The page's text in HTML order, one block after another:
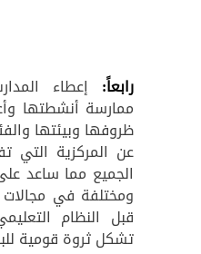
رابعاً: إعطاء
ممارسة أنشطتها
ظروفها وبيئتها
عن المركزية
الجميع مما ساعد
ومختلفة في
قبل النظام
تشكل ثروة قومية